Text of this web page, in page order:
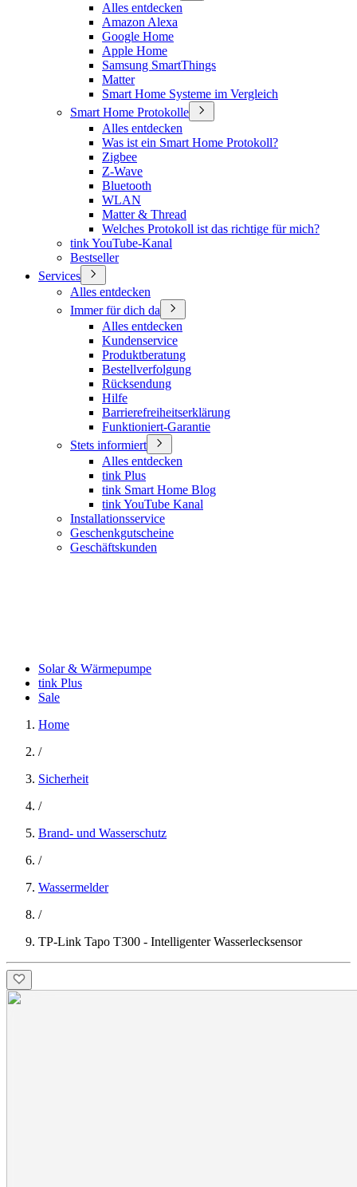
Alles entdecken
Amazon Alexa
Google Home
Apple Home
Samsung SmartThings
Matter
Smart Home Systeme im Vergleich
Smart Home Protokolle
Alles entdecken
Was ist ein Smart Home Protokoll?
Zigbee
Z-Wave
Bluetooth
WLAN
Matter & Thread
Welches Protokoll ist das richtige für mich?
tink YouTube-Kanal
Bestseller
Services
Alles entdecken
Immer für dich da
Alles entdecken
Kundenservice
Produktberatung
Bestellverfolgung
Rücksendung
Hilfe
Barrierefreiheitserklärung
Funktioniert-Garantie
Stets informiert
Alles entdecken
tink Plus
tink Smart Home Blog
tink YouTube Kanal
Installationsservice
Geschenkgutscheine
Geschäftskunden
Solar & Wärmepumpe
tink Plus
Sale
Home
/
Sicherheit
/
Brand- und Wasserschutz
/
Wassermelder
/
TP-Link Tapo T300 - Intelligenter Wasserlecksensor